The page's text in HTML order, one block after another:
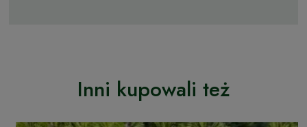
Inni kupowali też